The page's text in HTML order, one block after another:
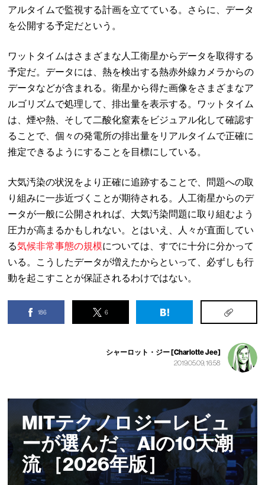
アルタイムで監視する計画を立てている。さらに、データ
を公開する予定だという。
ワットタイムはさまざまな人工衛星からデータを取得する
予定だ。データには、熱を検出する熱赤外線カメラからの
データなどが含まれる。衛星から得た画像をさまざまなア
ルゴリズムで処理して、排出量を表示する。ワットタイム
は、煙や熱、そして二酸化窒素をビジュアル化して確認す
ることで、個々の発電所の排出量をリアルタイムで正確に
推定できるようにすることを目標にしている。
大気汚染の状況をより正確に追跡することで、問題への取
り組みに一歩近づくことが期待される。人工衛星からのデ
ータが一般に公開されれば、大気汚染問題に取り組むよう
圧力が高まるかもしれない。とはいえ、人々が直面してい
る気候非常事態の規模については、すでに十分に分かって
いる。こうしたデータが増えたからといって、必ずしも行
動を起こすことが保証されるわけではない。
186 6
シャーロット・ジー [Charlotte Jee]
2019.05.09, 16:58
MITテクノロジーレビュ
ーが選んだ、AIの10大潮
流 ［2026年版］